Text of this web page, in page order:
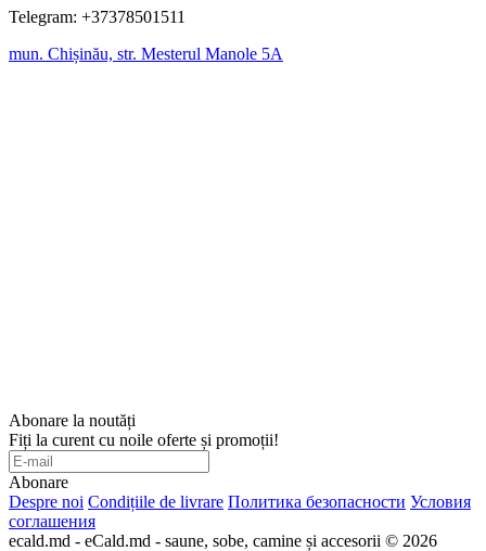
Telegram: +37378501511
mun. Chișinău, str. Mesterul Manole 5A
Abonare la noutăți
Fiți la curent cu noile oferte și promoții!
Abonare
Despre noi Condițiile de livrare Политика безопасности Условия
соглашения
ecald.md - eCald.md - saune, sobe, camine și accesorii © 2026